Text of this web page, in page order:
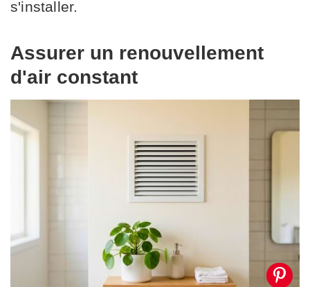
s'installer.
Assurer un renouvellement
d'air constant